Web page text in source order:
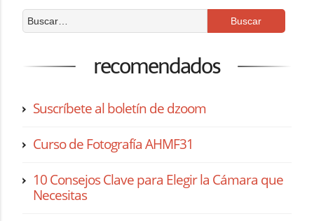
recomendados
Suscríbete al boletín de dzoom
Curso de Fotografía AHMF31
10 Consejos Clave para Elegir la Cámara que
Necesitas